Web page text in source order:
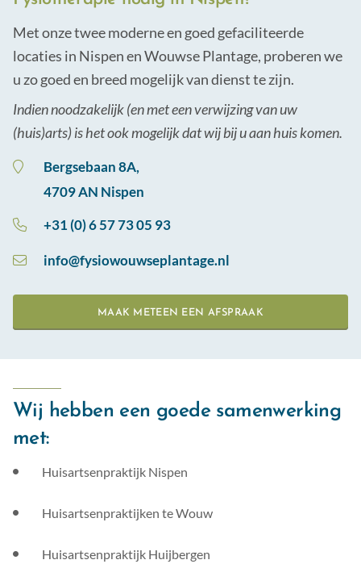
Dry-needling & medical taping
Psychosomatische begeleiding
Arbeids- & bedrijfsfysiotherapie
Sport- & ontspanningsmassage
Samenwerken met
Werken bij
Met onze twee moderne en goed gefaciliteerde
locaties in Nispen en Wouwse Plantage, proberen we
u zo goed en breed mogelijk van dienst te zijn.
Indien noodzakelijk (en met een verwijzing van uw
(huis)arts) is het ook mogelijk dat wij bij u aan huis komen.
Bergsebaan 8A,
4709 AN Nispen
+31 (0) 6 57 73 05 93
info@fysiowouwseplantage.nl
MAAK METEEN EEN AFSPRAAK
Wij hebben een goede samenwerking
met:
Huisartsenpraktijk Nispen
Huisartsenpraktijken te Wouw
Huisartsenpraktijk Huijbergen